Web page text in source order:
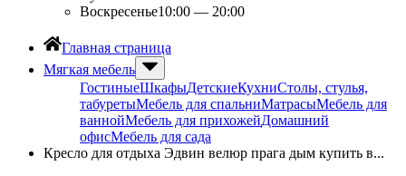
Воскресенье10:00 — 20:00
Главная страница
Мягкая мебель
ГостиныеШкафыДетскиеКухниСтолы, стулья,
табуретыМебель для спальниМатрасыМебель для
ваннойМебель для прихожейДомашний
офисМебель для сада
Кресло для отдыха Эдвин велюр прага дым купить в...